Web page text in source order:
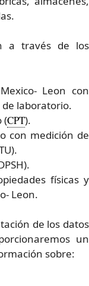
a través de los
Leon con
laboratorio.
(CPT).
con medición de
físicas y
Leon.
de los datos
un
sobre: